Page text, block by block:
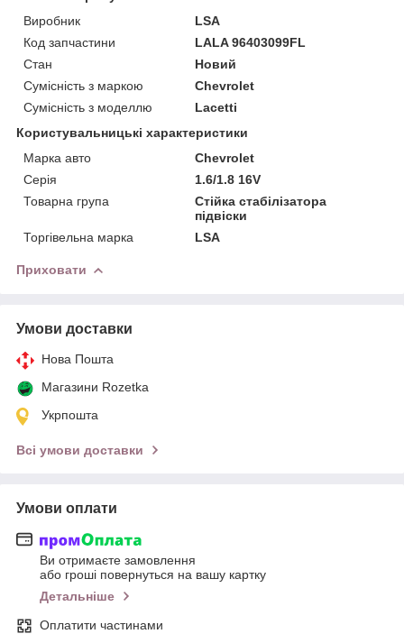
Виробник
LSA
Код запчастини
LALA 96403099FL
Стан
Новий
Сумісність з маркою
Chevrolet
Сумісність з моделлю
Lacetti
Користувальницькі характеристики
Марка авто
Chevrolet
Серія
1.6/1.8 16V
Товарна група
Стійка стабілізатора
підвіски
Торгівельна марка
LSA
Приховати
Умови доставки
Нова Пошта
Магазини Rozetka
Укрпошта
Всі умови доставки
Умови оплати
Ви отримаєте замовлення
або гроші повернуться на вашу картку
Детальніше
Оплатити частинами